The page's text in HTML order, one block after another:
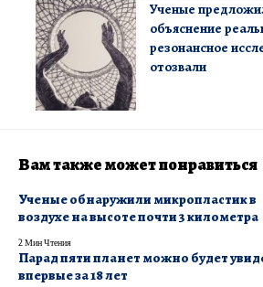
Ученые
объяснение
резонансное
отозвали
Вам также может понравиться
Ученые обнаружили микропластик в
воздухе на высоте почти 3 километра
2 Мин Чтения
Парад пяти планет можно будет
впервые за 18 лет